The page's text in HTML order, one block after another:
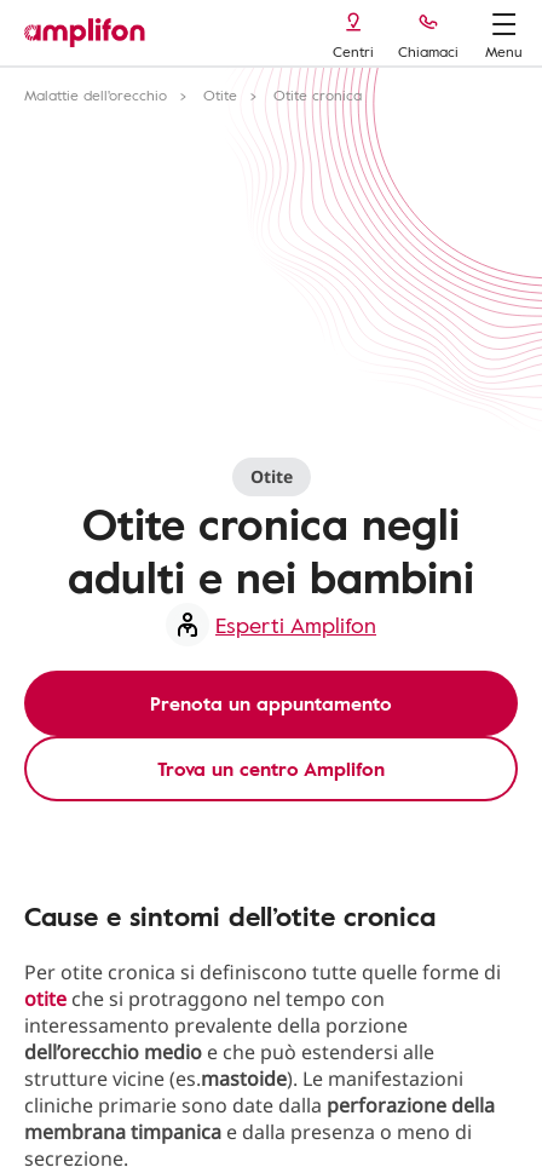
Centri Chiamaci
Menu
Malattie dell'orecchio
Otite Otite cronica
Otite
Otite cronica negli
adulti e nei bambini
Esperti Amplifon
Prenota un appuntamento
Trova un centro Amplifon
Cause e sintomi dell’otite cronica
Per otite cronica si definiscono tutte quelle forme di
otite che si protraggono nel tempo con
interessamento prevalente della porzione
dell’orecchio medio e che può estendersi alle
strutture vicine (es.mastoide). Le manifestazioni
cliniche primarie sono date dalla perforazione della
membranatimpanica e dalla presenza o meno di
secrezione.